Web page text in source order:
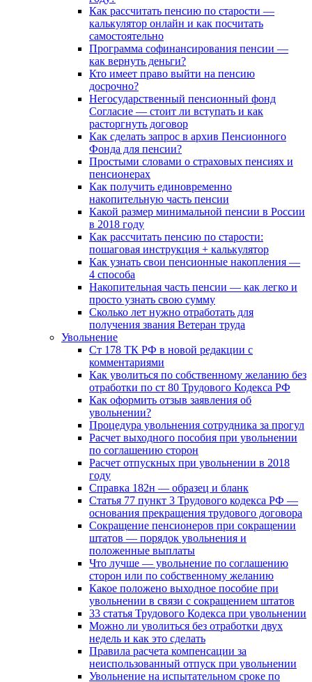
Как рассчитать пенсию по старости —
калькулятор онлайн и как посчитать
самостоятельно
Программа софинансирования пенсии —
как вернуть деньги?
Кто имеет право выйти на пенсию
досрочно?
Негосударственный пенсионный фонд
Согласие — стоит ли вступать и как
расторгнуть договор
Как сделать запрос в архив Пенсионного
Фонда для пенсии?
Простыми словами о страховых пенсиях и
пенсионерах
Как получить единовременно
накопительную часть пенсии
Какой размер минимальной пенсии в России
в 2018 году
Как рассчитать пенсию по старости:
пошаговая инструкция + калькулятор
Как узнать свои пенсионные накопления —
4 способа
Накопительная часть пенсии — как легко и
просто узнать свою сумму
Сколько лет нужно отработать для
получения звания Ветеран труда
Увольнение
Ст 178 ТК РФ в новой редакции с
комментариями
Как уволиться по собственному желанию без
отработки по ст 80 Трудового Кодекса РФ
Как оформить отзыв заявления об
увольнении?
Процедура увольнения сотрудника за прогул
Расчет выходного пособия при увольнении
по соглашению сторон
Расчет отпускных при увольнении в 2018
году
Справка 182н — образец и бланк
Статья 77 пункт 3 Трудового кодекса РФ —
основания прекращения трудового договора
Сокращение пенсионеров при сокращении
штатов — порядок увольнения и
положенные выплаты
Что лучше — увольнение по соглашению
сторон или по собственному желанию
Какое положено выходное пособие при
увольнении в связи с сокращением штатов
33 cтатья Трудового Кодекса при увольнении
Можно ли уволиться без отработки двух
недель и как это сделать
Правила расчета компенсации за
неиспользованный отпуск при увольнении
Увольнение на испытательном сроке по